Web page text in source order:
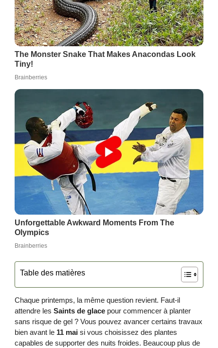
Table des matières
Chaque printemps, la même question revient. Faut‑il
attendre les Saints de glace pour commencer à planter
sans risque de gel ? Vous pouvez avancer certains travaux
bien avant le 11 mai si vous choisissez des plantes
capables de supporter des nuits froides. Beaucoup plus de